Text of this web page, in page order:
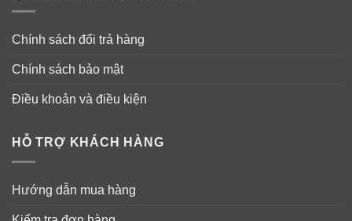
Chính sách đổi trả hàng
Chính sách bảo mật
Điều khoản và điều kiện
HỖ TRỢ KHÁCH HÀNG
Hướng dẫn mua hàng